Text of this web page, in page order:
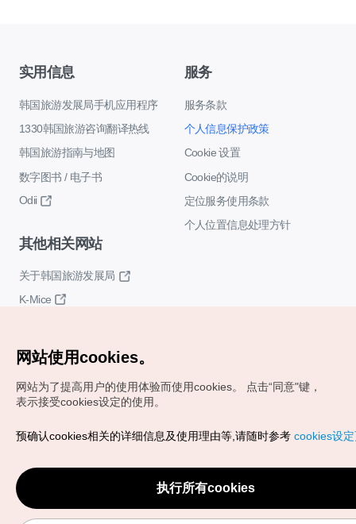
实用信息
韩国旅游发展局手机应用程序
1330韩国旅游咨询翻译热线
韩国旅游指南与地图
数字图书 / 电子书
Odii
服务
服务条款
个人信息保护政策
Cookie 设置
Cookie的说明
定位服务使用条款
个人位置信息处理方针
其他相关网站
关于韩国旅游发展局
K-Mice
Copyrights (c) 韩国旅游发展局版权所有
VISITKOREA官方邮箱
chnsim@knto.or.kr
网站使用cookies。
网站为了提高用户的使用体验而使用cookies。
点击“同意"键，
表示接受cookies设定的使用。
预确认cookies相关的详细信息及使用理由等,请随时参考 cookies设
执行所有cookies